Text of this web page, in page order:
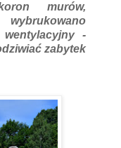
murów,
-
zabytek